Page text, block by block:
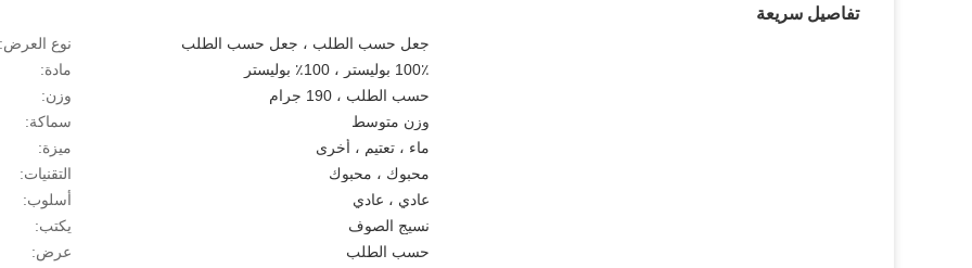
تفاصيل سريعة
نوع العرض:
جعل حسب الطلب ، جعل حسب الطلب
مادة:
100٪ بوليستر ، 100٪ بوليستر
وزن:
حسب الطلب ، 190 جرام
سماكة:
وزن متوسط
ميزة:
ماء ، تعتيم ، أخرى
التقنيات:
محبوك ، محبوك
أسلوب:
عادي ، عادي
يكتب:
نسيج الصوف
عرض:
حسب الطلب